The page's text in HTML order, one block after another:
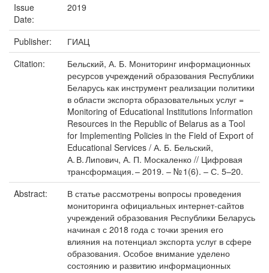
Issue
Date:
2019
Publisher:
ГИАЦ
Citation:
Бельский, А. Б. Мониторинг информационных
ресурсов учреждений образования Республики
Беларусь как инструмент реализации политики
в области экспорта образовательных услуг =
Monitoring of Educational Institutions Information
Resources in the Republic of Belarus as a Tool
for Implementing Policies in the Field of Export of
Educational Services / А. Б. Бельский,
А. В. Липович, А. П. Москаленко // Цифровая
трансформация. – 2019. – № 1(6). – С. 5–20.
Abstract:
В статье рассмотрены вопросы проведения
мониторинга официальных интернет-сайтов
учреждений образования Республики Беларусь
начиная с 2018 года с точки зрения его
влияния на потенциал экспорта услуг в сфере
образования. Особое внимание уделено
состоянию и развитию информационных